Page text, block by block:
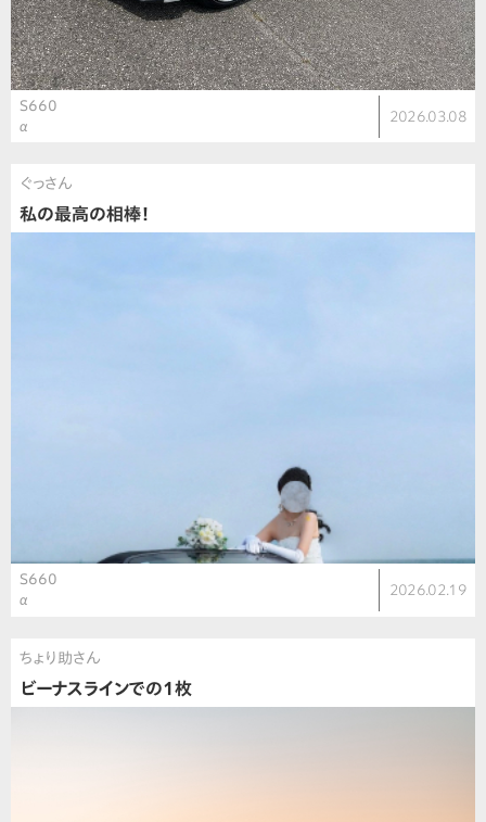
S660
α
2026.03.08
ぐっさん
私の最高の相棒！
S660
α
2026.02.19
ちょり助さん
ビーナスラインでの1枚